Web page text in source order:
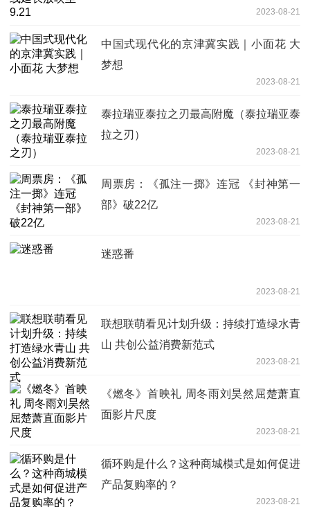
2023-08-21
中国式现代化的京津冀实践｜小面花 大
梦想
2023-08-21
泰拉瑞亚泰拉之刃最高附魔（泰拉瑞亚泰
拉之刃）
2023-08-21
周票房：《孤注一掷》连冠 《封神第一
部》破22亿
2023-08-21
迷惑番
2023-08-21
联想联萌看见计划升级：持续打造绿水青
山 共创公益消费新范式
2023-08-21
《燃冬》首映礼 周冬雨刘昊然屈楚萧直
面影片尺度
2023-08-21
循环购是什么？这种商城模式是如何促进
产品复购率的？
2023-08-21